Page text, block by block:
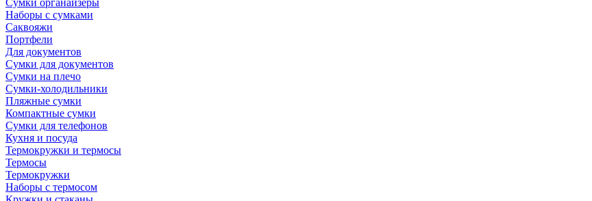
Сумки органайзеры
Наборы с сумками
Саквояжи
Портфели
Для документов
Сумки для документов
Сумки на плечо
Сумки-холодильники
Пляжные сумки
Компактные сумки
Сумки для телефонов
Кухня и посуда
Термокружки и термосы
Термосы
Термокружки
Наборы с термосом